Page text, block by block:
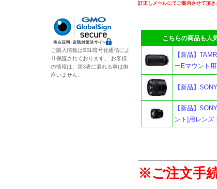
訂正しメールにてご案内させて頂き
こちらの商品も人気
【新品】
ーEマウント
【新品】
【新品】
ント]用レンズ
※ご注文手
ご購入情報はSSL暗号化通信によ
り保護されております。 お客様
の情報は、第3者に漏れる事は御
座いません。